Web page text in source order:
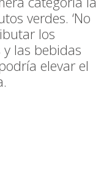
verdes. ‘No
los
las bebidas
elevar el